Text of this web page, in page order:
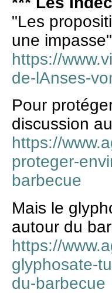
"Les
une impasse"
https://
de-lAnses-
Pour
discussion
https://
proteger-
barbecue
Mais le
autour du
https://
glyphosate-
du-barbecue